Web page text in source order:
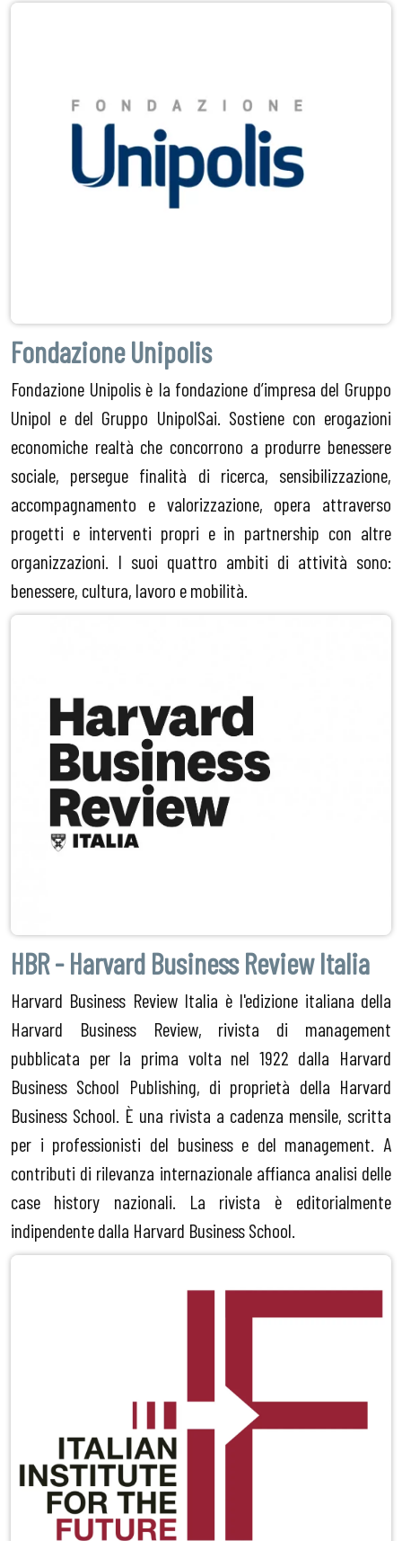
Fondazione Unipolis
Fondazione Unipolis è la fondazione d’impresa del Gruppo
Unipol e del Gruppo UnipolSai. Sostiene con erogazioni
economiche realtà che concorrono a produrre benessere
sociale, persegue finalità di ricerca, sensibilizzazione,
accompagnamento e valorizzazione, opera attraverso
progetti e interventi propri e in partnership con altre
organizzazioni. I suoi quattro ambiti di attività sono:
benessere, cultura, lavoro e mobilità.
HBR - Harvard Business Review Italia
Harvard Business Review Italia è l'edizione italiana della
Harvard Business Review, rivista di management
pubblicata per la prima volta nel 1922 dalla Harvard
Business School Publishing, di proprietà della Harvard
Business School. È una rivista a cadenza mensile, scritta
per i professionisti del business e del management. A
contributi di rilevanza internazionale affianca analisi delle
case history nazionali. La rivista è editorialmente
indipendente dalla Harvard Business School.